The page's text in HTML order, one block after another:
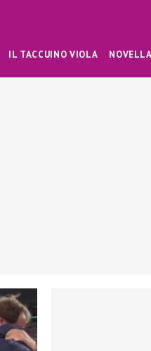
IL TACCUINO VIOLA